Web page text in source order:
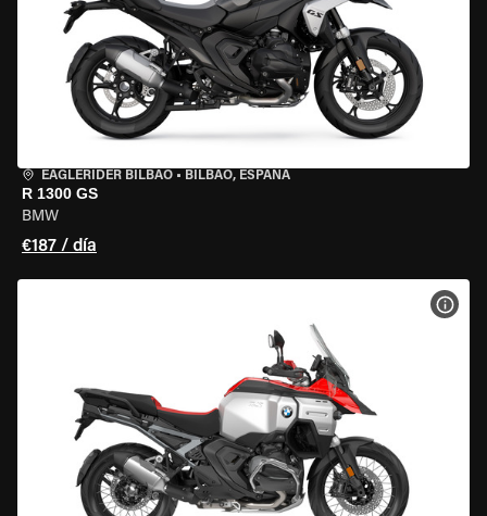
EAGLERIDER BILBAO • BILBAO, ESPAÑA
R 1300 GS
BMW
€187 / día
VER